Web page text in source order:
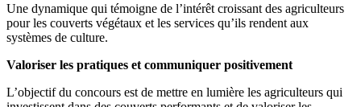
Une dynamique qui témoigne de l’intérêt croissant des agriculteurs
pour les couverts végétaux et les services qu’ils rendent aux
systèmes de culture.
Valoriser les pratiques et communiquer positivement
L’objectif du concours est de mettre en lumière les agriculteurs qui